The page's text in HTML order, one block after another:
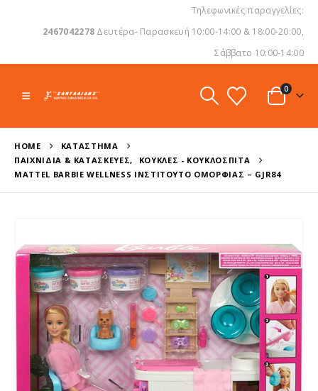
Τηλεφωνικές παραγγελίες:
2467042278 Δευτέρα- Παρασκευή 10:00-14:00 & 18:00-20:00,
Σάββατο 10:00-14:00
0
HOME
ΚΑΤΆΣΤΗΜΑ
ΠΑΙΧΝΊΔΙΑ & ΚΑΤΑΣΚΕΥΈΣ,
ΚΟΎΚΛΕΣ - ΚΟΥΚΛΌΣΠΙΤΑ
MATTEL BARBIE WELLNESS ΙΝΣΤΙΤΟΎΤΟ ΟΜΟΡΦΙΆΣ – GJR84